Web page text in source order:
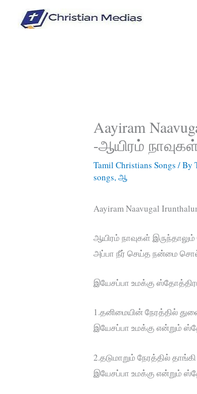
Aayiram
-ஆயிரம்
Tamil Christians Songs / By
songs,ஆ
Aayiram Naavugal
ஆயிரம் நாவுகள்
அப்பா நீர் செய்த நன்மை
இயேசப்பா உமக்கு
1.தனிமையின் நேரத்தில்
இயேசப்பா உமக்கு என்றும்
2.தடுமாறும் நேரத்தில்
இயேசப்பா உமக்கு என்றும்